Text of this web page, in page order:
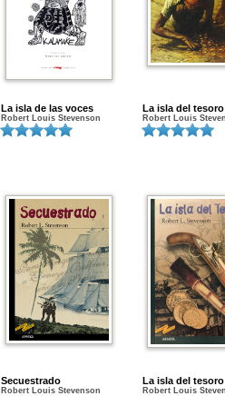
La isla de las voces
Robert Louis Stevenson
La isla del tesoro
Robert Louis
Secuestrado
Robert Louis Stevenson
La isla del tesoro
Robert Louis